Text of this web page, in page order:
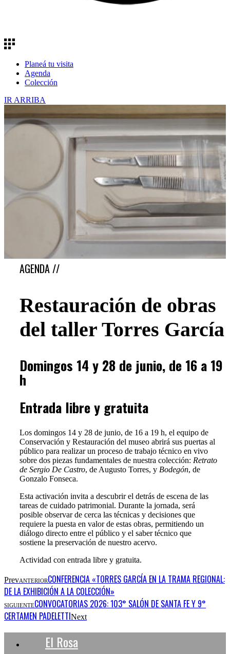
Planeá tu visita
Agenda
Colección
IR ARRIBA
AGENDA //
Restauración de obras
del taller Torres García
Domingos 14 y 28 de junio, de 16 a 19
h
Entrada libre y gratuita
Los domingos 14 y 28 de junio, de 16 a 19 h, el equipo de
Conservación y Restauración del museo abrirá sus puertas al
público para realizar un proceso de trabajo técnico en vivo
sobre dos piezas fundamentales de nuestra colección: Retrato
de Sergio De Castro, de Augusto Torres, y Bodegón, de
Gonzalo Fonseca.
Esta activación invita a descubrir el detrás de escena de las
tareas de cuidado patrimonial. Durante la jornada, será
posible observar de cerca las técnicas y decisiones que
requiere la puesta en valor de estas obras, permitiendo un
diálogo directo entre el público y el saber técnico que
sostiene la preservación de nuestro acervo.
Actividad con entrada libre y gratuita.
PrevANTERIORCONFERENCIA «TORRES GARCÍA EN LA TRAMA REGIONAL:
DE LA EXHIBICIÓN A LA COLECCIÓN»
SIGUIENTECONVOCATORIAS 2026: 103° SALÓN DE SANTA FE Y 9°
CERTAMEN PADELETTINext
El Rosa